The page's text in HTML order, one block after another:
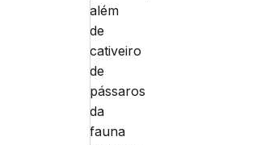
além
de
cativeiro
de
pássaros
da
fauna